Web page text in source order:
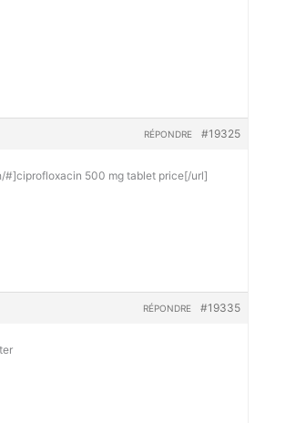
#19325
RÉPONDRE
500 mg tablet price[/url]
#19335
RÉPONDRE